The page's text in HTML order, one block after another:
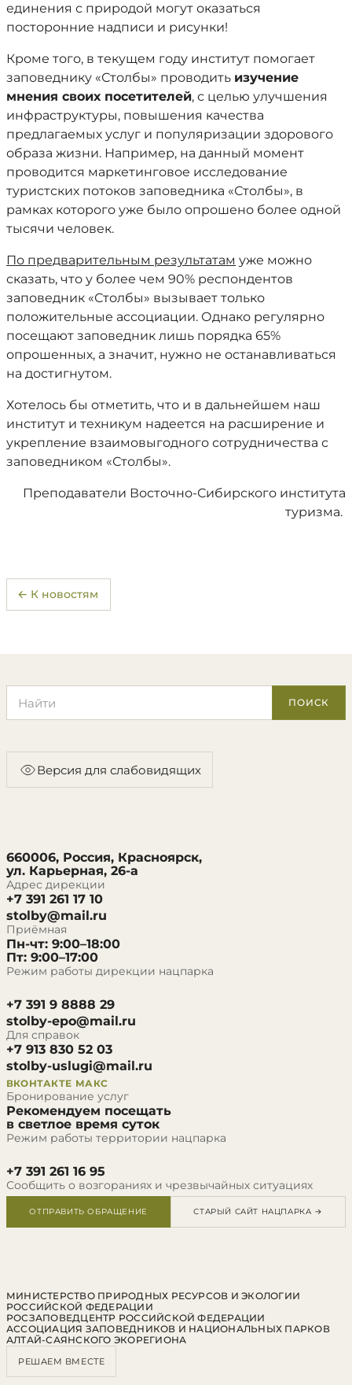
единения с природой могут оказаться
посторонние надписи и рисунки!
Кроме того, в текущем году институт помогает
заповеднику «Столбы» проводить изучение
мнения своих посетителей, с целью улучшения
инфраструктуры, повышения качества
предлагаемых услуг и популяризации здорового
образа жизни. Например, на данный момент
проводится маркетинговое исследование
туристских потоков заповедника «Столбы», в
рамках которого уже было опрошено более одной
тысячи человек.
По предварительным результатам уже можно
сказать, что у более чем 90% респондентов
заповедник «Столбы» вызывает только
положительные ассоциации. Однако регулярно
посещают заповедник лишь порядка 65%
опрошенных, а значит, нужно не останавливаться
на достигнутом.
Хотелось бы отметить, что и в дальнейшем наш
институт и техникум надеется на расширение и
укрепление взаимовыгодного сотрудничества с
заповедником «Столбы».
Преподаватели Восточно-Сибирского института
туризма.
← К новостям
ПОИСК
Версия для слабовидящих
660006, Россия, Красноярск,
ул. Карьерная, 26-а
Адрес дирекции
+7 391 261 17 10
stolby@mail.ru
Приёмная
Пн-чт: 9:00–18:00
Пт: 9:00–17:00
Режим работы дирекции нацпарка
+7 391 9 8888 29
stolby-epo@mail.ru
Для справок
+7 913 830 52 03
stolby-uslugi@mail.ru
ВКОНТАКТЕ МАКС
Бронирование услуг
Рекомендуем посещать
в светлое время суток
Режим работы территории нацпарка
+7 391 261 16 95
Сообщить о возгораниях и чрезвычайных ситуациях
ОТПРАВИТЬ ОБРАЩЕНИЕ СТАРЫЙ САЙТ НАЦПАРКА →
МИНИСТЕРСТВО ПРИРОДНЫХ РЕСУРСОВ И ЭКОЛОГИИ
РОССИЙСКОЙ ФЕДЕРАЦИИ
РОСЗАПОВЕДЦЕНТР РОССИЙСКОЙ ФЕДЕРАЦИИ
АССОЦИАЦИЯ ЗАПОВЕДНИКОВ И НАЦИОНАЛЬНЫХ ПАРКОВ
АЛТАЙ-САЯНСКОГО ЭКОРЕГИОНА
РЕШАЕМ ВМЕСТЕ